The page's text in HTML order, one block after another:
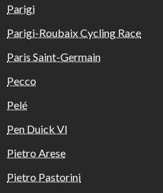
Parigi
Parigi-Roubaix Cycling Race
Paris Saint-Germain
Pecco
Pelé
Pen Duick VI
Pietro Arese
Pietro Pastorini